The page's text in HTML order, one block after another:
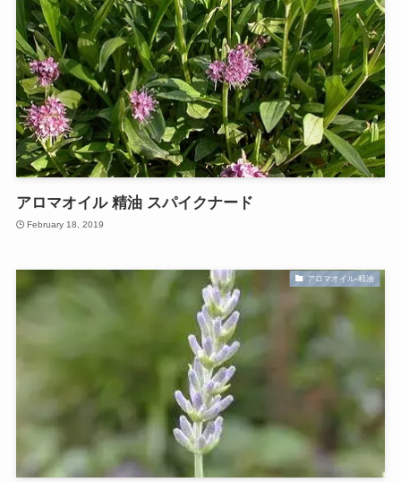
アロマオイル 精油 スパイクナード
February 18, 2019
アロマオイル-精油